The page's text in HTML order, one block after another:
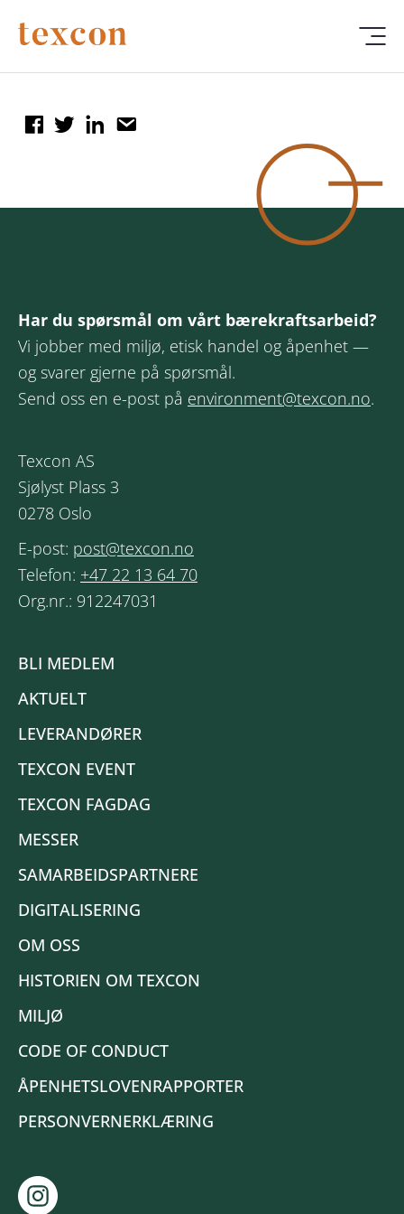
Har du spørsmål om vårt bærekraftsarbeid?
Vi jobber med miljø, etisk handel og åpenhet —
og svarer gjerne på spørsmål.
Send oss en e-post på environment@texcon.no.
Texcon AS
Sjølyst Plass 3
0278 Oslo
E-post: post@texcon.no
Telefon: +47 22 13 64 70
Org.nr.: 912247031
BLI MEDLEM
AKTUELT
LEVERANDØRER
TEXCON EVENT
TEXCON FAGDAG
MESSER
SAMARBEIDSPARTNERE
DIGITALISERING
OM OSS
HISTORIEN OM TEXCON
MILJØ
CODE OF CONDUCT
ÅPENHETSLOVENRAPPORTER
PERSONVERNERKLÆRING